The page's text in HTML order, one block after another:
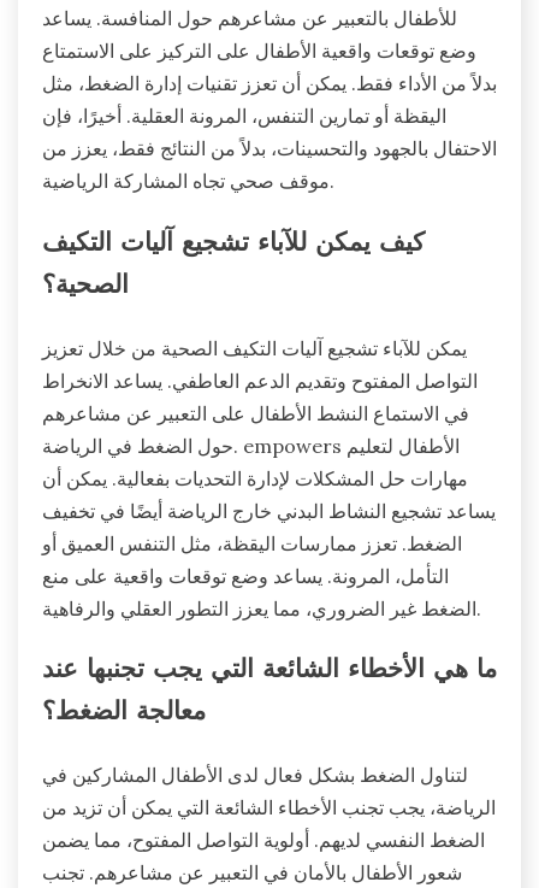
للأطفال بالتعبير عن مشاعرهم حول المنافسة. يساعد
وضع توقعات واقعية الأطفال على التركيز على الاستمتاع
بدلاً من الأداء فقط. يمكن أن تعزز تقنيات إدارة الضغط، مثل
اليقظة أو تمارين التنفس، المرونة العقلية. أخيرًا، فإن
الاحتفال بالجهود والتحسينات، بدلاً من النتائج فقط، يعزز من
موقف صحي تجاه المشاركة الرياضية.
كيف يمكن للآباء تشجيع آليات التكيف
الصحية؟
يمكن للآباء تشجيع آليات التكيف الصحية من خلال تعزيز
التواصل المفتوح وتقديم الدعم العاطفي. يساعد الانخراط
في الاستماع النشط الأطفال على التعبير عن مشاعرهم
حول الضغط في الرياضة. empowers الأطفال لتعليم
مهارات حل المشكلات لإدارة التحديات بفعالية. يمكن أن
يساعد تشجيع النشاط البدني خارج الرياضة أيضًا في تخفيف
الضغط. تعزز ممارسات اليقظة، مثل التنفس العميق أو
التأمل، المرونة. يساعد وضع توقعات واقعية على منع
الضغط غير الضروري، مما يعزز التطور العقلي والرفاهية.
ما هي الأخطاء الشائعة التي يجب تجنبها عند
معالجة الضغط؟
لتناول الضغط بشكل فعال لدى الأطفال المشاركين في
الرياضة، يجب تجنب الأخطاء الشائعة التي يمكن أن تزيد من
الضغط النفسي لديهم. أولوية التواصل المفتوح، مما يضمن
شعور الأطفال بالأمان في التعبير عن مشاعرهم. تجنب